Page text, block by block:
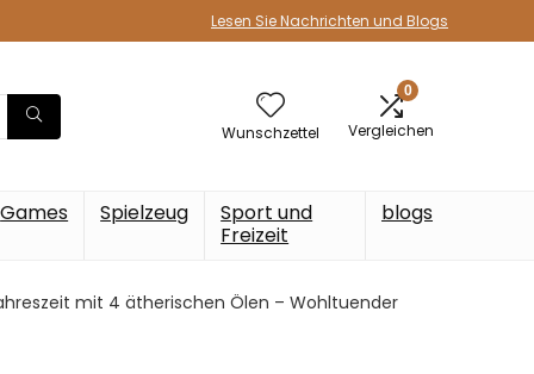
Lesen Sie Nachrichten und Blogs
Wunschzettel
0
Vergleichen
Games Spielzeug
Sport und
Freizeit
blogs
mit 4 ätherischen Ölen – Wohltuender